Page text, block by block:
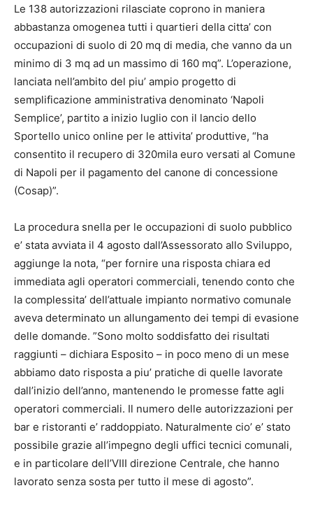
Le 138 autorizzazioni rilasciate coprono in maniera
abbastanza omogenea tutti i quartieri della citta’ con
occupazioni di suolo di 20 mq di media, che vanno da un
minimo di 3 mq ad un massimo di 160 mq”. L’operazione,
lanciata nell’ambito del piu’ ampio progetto di
semplificazione amministrativa denominato ‘Napoli
Semplice’, partito a inizio luglio con il lancio dello
Sportello unico online per le attivita’ produttive, “ha
consentito il recupero di 320mila euro versati al Comune
di Napoli per il pagamento del canone di concessione
(Cosap)”.
La procedura snella per le occupazioni di suolo pubblico
e’ stata avviata il 4 agosto dall’Assessorato allo Sviluppo,
aggiunge la nota, “per fornire una risposta chiara ed
immediata agli operatori commerciali, tenendo conto che
la complessita’ dell’attuale impianto normativo comunale
aveva determinato un allungamento dei tempi di evasione
delle domande. ”Sono molto soddisfatto dei risultati
raggiunti – dichiara Esposito – in poco meno di un mese
abbiamo dato risposta a piu’ pratiche di quelle lavorate
dall’inizio dell’anno, mantenendo le promesse fatte agli
operatori commerciali. Il numero delle autorizzazioni per
bar e ristoranti e’ raddoppiato. Naturalmente cio’ e’ stato
possibile grazie all’impegno degli uffici tecnici comunali,
e in particolare dell’VIII direzione Centrale, che hanno
lavorato senza sosta per tutto il mese di agosto”.